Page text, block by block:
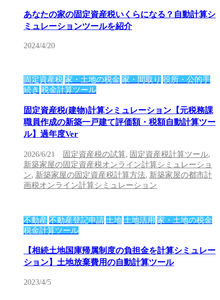
あなたの家の固定資産税いくらになる？自動計算シ
ミュレーションツールを紹介
2024/4/20
固定資産税 家・土地の税金 家・間取り 役所・公的手
続き 税金計算ツール
固定資産税(建物)計算シミュレーション【元税務課
職員作成の新築一戸建て評価額・税額自動計算ツー
ル】過年度Ver
2026/6/21 固定資産税の試算, 固定資産税計算ツール,
新築家屋の固定資産税オンライン計算シミュレーショ
ン, 新築家屋の固定資産税計算方法, 新築家屋の都市計
画税オンライン計算シミュレーション
不動産 不動産登記申請 土地 土地活用 家・土地の税金
税金計算ツール
【相続土地国庫帰属制度の負担金を計算シミュレー
ション】土地放棄費用の自動計算ツール
2023/4/5